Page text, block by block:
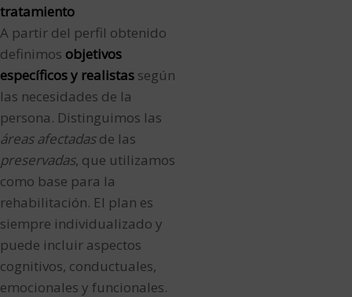
tratamiento
A partir del perfil obtenido
definimos objetivos
específicos y realistas según
las necesidades de la
persona. Distinguimos las
áreas afectadasde las
preservadas, que utilizamos
como base para la
rehabilitación. El plan es
siempre individualizado y
puede incluir aspectos
cognitivos, conductuales,
emocionales y funcionales.